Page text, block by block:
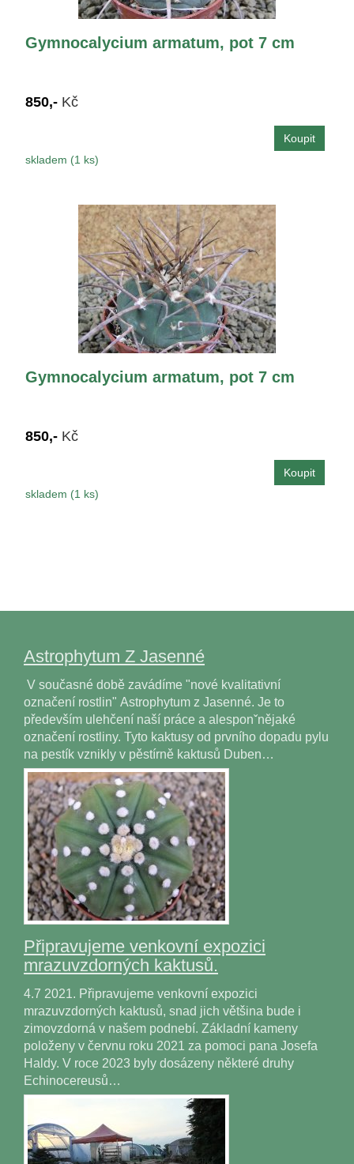
Gymnocalycium armatum, pot 7 cm
850,- Kč
skladem (1 ks)
Gymnocalycium armatum, pot 7 cm
850,- Kč
skladem (1 ks)
Astrophytum Z Jasenné
V současné době zavádíme "nové kvalitativní
označení rostlin" Astrophytum z Jasenné. Je to
především ulehčení naší práce a alesponˇnějaké
označení rostliny. Tyto kaktusy od prvního dopadu pylu
na pestík vznikly v pěstírně kaktusů Duben…
Připravujeme venkovní expozici
mrazuvzdorných kaktusů.
4.7 2021. Připravujeme venkovní expozici
mrazuvzdorných kaktusů, snad jich většina bude i
zimovzdorná v našem podnebí. Základní kameny
položeny v červnu roku 2021 za pomoci pana Josefa
Haldy. V roce 2023 byly dosázeny některé druhy
Echinocereusů…